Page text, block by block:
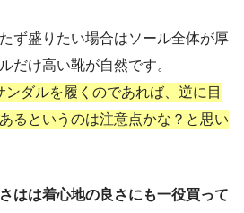
ず盛りたい場合はソール全体が厚
だけ高い靴が自然です。
ンダルを履くのであれば、逆に目
るというのは注意点かな？と思い
はは着心地の良さにも一役買って